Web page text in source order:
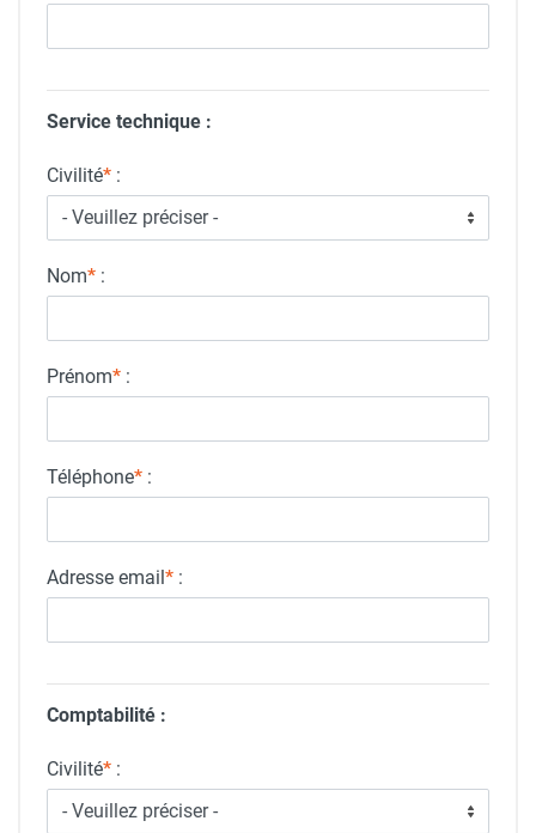
Service technique :
Civilité* :
Nom* :
Prénom* :
Téléphone* :
Adresse email* :
Comptabilité :
Civilité* :